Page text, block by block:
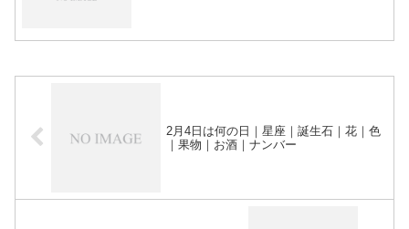
2月4日は何の日｜星座｜誕生石｜花｜色
｜果物｜お酒｜ナンバー